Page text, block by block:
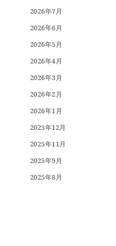
2026年7月
2026年6月
2026年5月
2026年4月
2026年3月
2026年2月
2026年1月
2025年12月
2025年11月
2025年9月
2025年8月